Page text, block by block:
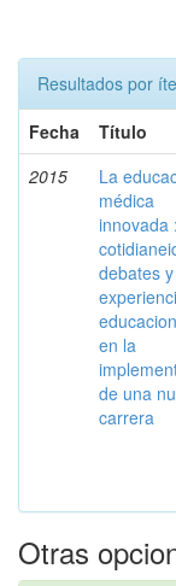
Resultados por
Fecha
Título
2015
La
médica
innovada :
debates y
en la
de una
carrera
Otras